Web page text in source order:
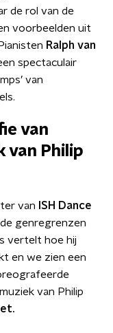
de rol van de
voorbeelden uit
Ralph van
spectaculair
van
van
van Philip
van ISH Dance
genregrenzen
vertelt hoe hij
en we zien een
van Philip